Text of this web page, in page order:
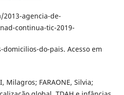
agencia-de-
continua-tic-2019-
do-pais. Acesso em
Milagros; FARAONE, Silvia;